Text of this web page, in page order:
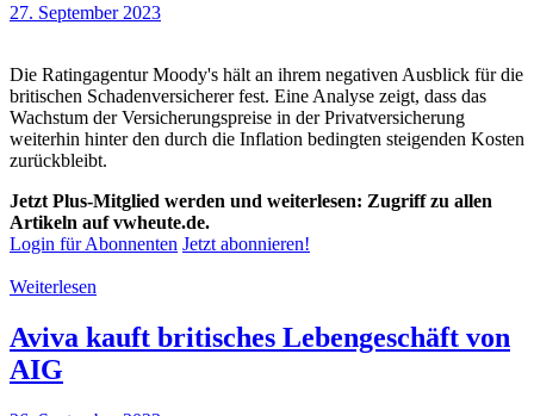
27. September 2023
Die Ratingagentur Moody's hält an ihrem negativen Ausblick für die
britischen Schadenversicherer fest. Eine Analyse zeigt, dass das
Wachstum der Versicherungspreise in der Privatversicherung
weiterhin hinter den durch die Inflation bedingten steigenden Kosten
zurückbleibt.
Jetzt Plus-Mitglied werden und weiterlesen: Zugriff zu allen
Artikeln auf vwheute.de.
Login für Abonnenten Jetzt abonnieren!
Weiterlesen
Aviva kauft britisches Lebengeschäft von
AIG